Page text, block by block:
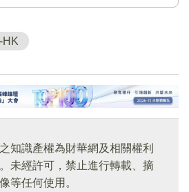
HK
知識產權為財華網及相關權利
未經許可，禁止進行轉載、摘
等任何使用。